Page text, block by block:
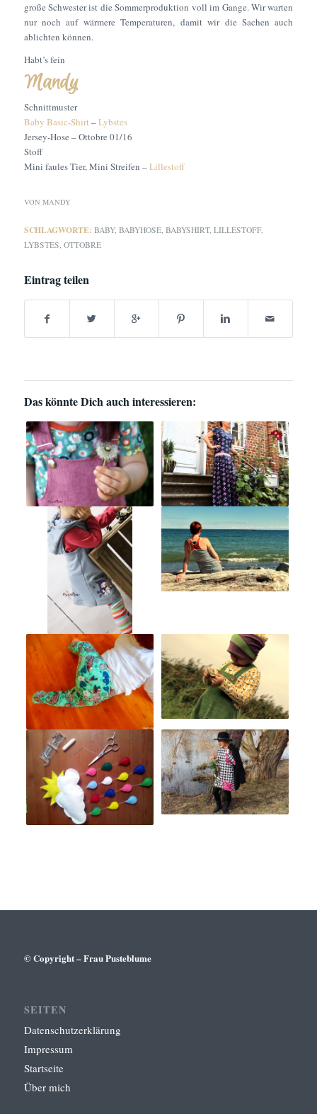
große Schwester ist die Sommerproduktion voll im Gange. Wir warten
nur noch auf wärmere Temperaturen, damit wir die Sachen auch
ablichten können.
Habt’s fein
Mandy
Schnittmuster
Baby Basic-Shirt –Lybstes
Jersey-Hose – Ottobre 01/16
Stoff
Mini faules Tier, Mini Streifen –Lillestoff
VON MANDY
SCHLAGWORTE: BABY, BABYHOSE, BABYSHIRT, LILLESTOFF,
LYBSTES, OTTOBRE
Eintrag teilen
Das könnte Dich auch interessieren:
© Copyright – Frau Pusteblume
SEITEN
Datenschutzerklärung
Impressum
Startseite
Über mich